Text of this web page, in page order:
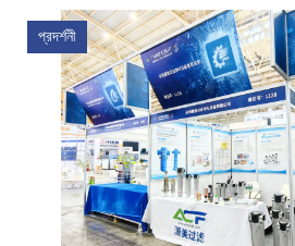
প্রদর্শনী